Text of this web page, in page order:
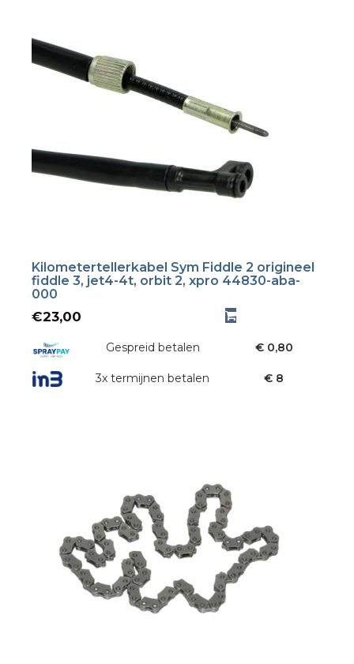
Kilometertellerkabel Sym Fiddle 2 origineel
fiddle 3, jet4-4t, orbit 2, xpro 44830-aba-
000
€23,00
Gespreid betalen € 0,80
3x termijnen betalen € 8